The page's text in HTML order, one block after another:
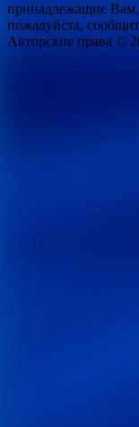
принадлежащие
пожалуйста,
Авторские права ©